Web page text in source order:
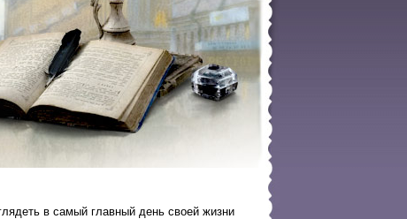
в самый главный день своей жизни